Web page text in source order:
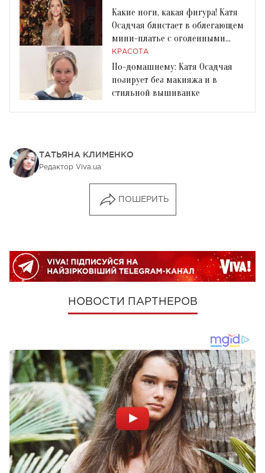
Какие ноги, какая фигура! Катя
Осадчая блистает в облегающем
мини-платье с оголенными
плечами
КРАСОТА
По-домашнему: Катя Осадчая
позирует без макияжа и в
стильной вышиванке
ТАТЬЯНА КЛИМЕНКО
Редактор Viva.ua
ПОШЕРИТЬ
НОВОСТИ ПАРТНЕРОВ